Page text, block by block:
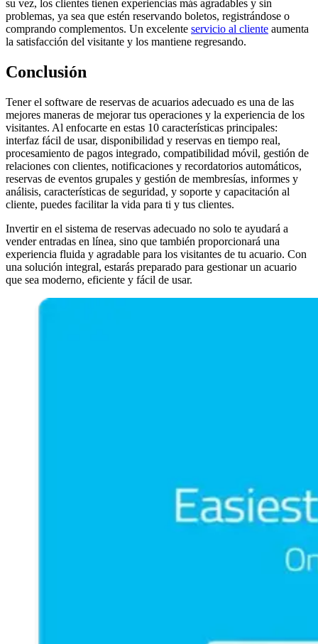
su vez, los clientes tienen experiencias más agradables y sin
problemas, ya sea que estén reservando boletos, registrándose o
comprando complementos. Un excelente servicio al cliente aumenta
la satisfacción del visitante y los mantiene regresando.
Conclusión
Tener el software de reservas de acuarios adecuado es una de las
mejores maneras de mejorar tus operaciones y la experiencia de los
visitantes. Al enfocarte en estas 10 características principales:
interfaz fácil de usar, disponibilidad y reservas en tiempo real,
procesamiento de pagos integrado, compatibilidad móvil, gestión de
relaciones con clientes, notificaciones y recordatorios automáticos,
reservas de eventos grupales y gestión de membresías, informes y
análisis, características de seguridad, y soporte y capacitación al
cliente, puedes facilitar la vida para ti y tus clientes.
Invertir en el sistema de reservas adecuado no solo te ayudará a
vender entradas en línea, sino que también proporcionará una
experiencia fluida y agradable para los visitantes de tu acuario. Con
una solución integral, estarás preparado para gestionar un acuario
que sea moderno, eficiente y fácil de usar.